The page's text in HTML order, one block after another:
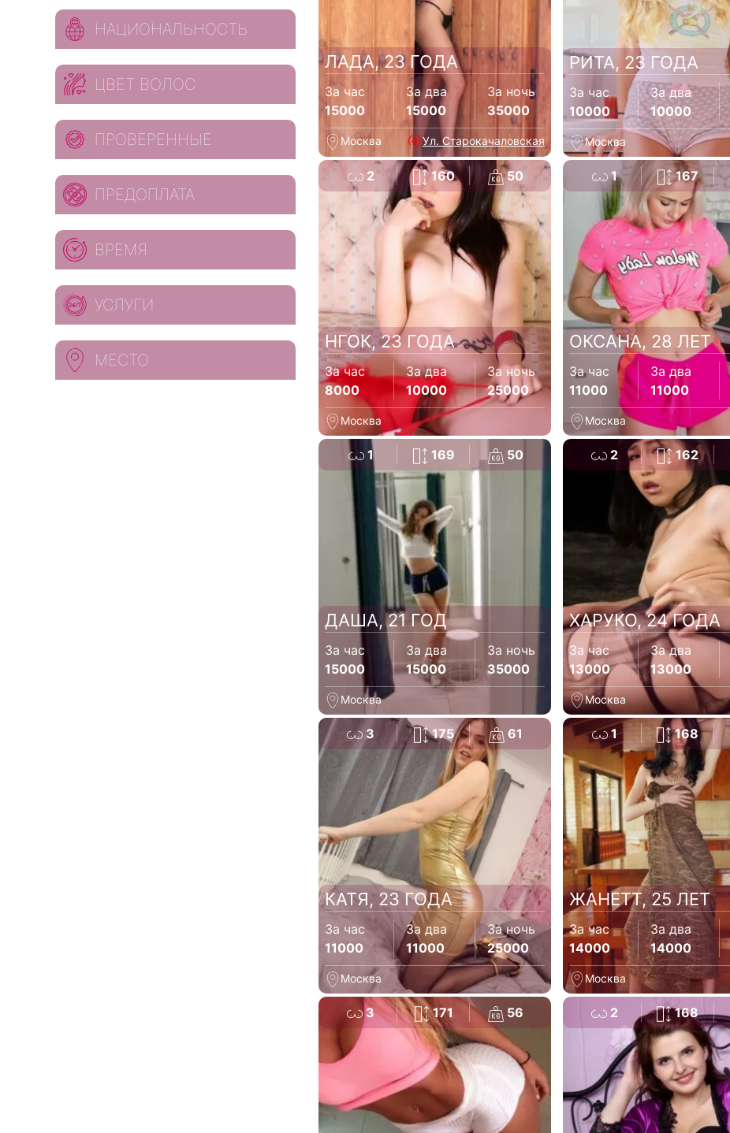
ЛАДА, 23 ГОДА
За час
15000
За два
15000
За ночь
35000
Москва Ул. Старокачаловская
РИТА, 23 ГОДА
За час
10000
За два
10000
Москва
2 160 50
НГОК, 23 ГОДА
За час
8000
За два
10000
За ночь
25000
Москва
1 167
ОКСАНА, 28 ЛЕТ
За час
11000
За два
11000
Москва
1 169 50
ДАША, 21 ГОД
За час
15000
За два
15000
За ночь
35000
Москва
2 162
ХАРУКО, 24 ГОДА
За час
13000
За два
13000
Москва
3 175 61
КАТЯ, 23 ГОДА
За час
11000
За два
11000
За ночь
25000
Москва
1 168
ЖАНЕТТ, 25 ЛЕТ
За час
14000
За два
14000
Москва
3 171 56 2 168
НАЦИОНАЛЬНОСТЬ
ЦВЕТ ВОЛОС
ПРОВЕРЕННЫЕ
ПРЕДОПЛАТА
ВРЕМЯ
УСЛУГИ
МЕСТО